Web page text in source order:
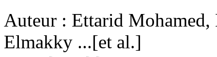
Auteur : Ettarid
Elmakky ...[et al.]